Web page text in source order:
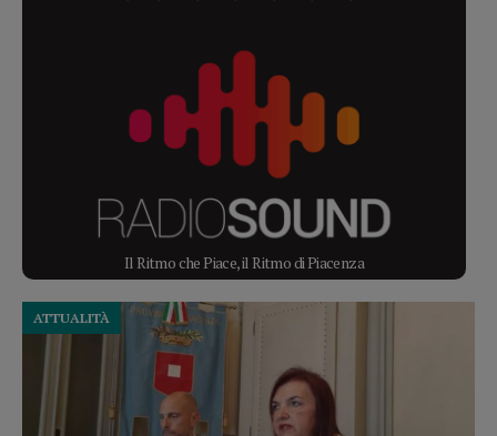
Il Ritmo che Piace, il Ritmo di Piacenza
ATTUALITÀ